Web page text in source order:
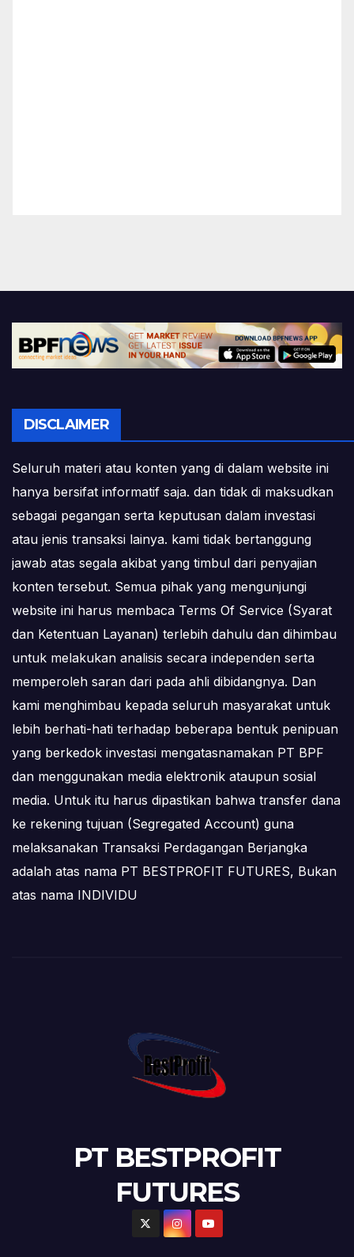
DISCLAIMER
Seluruh materi atau konten yang di dalam website ini
hanya bersifat informatif saja. dan tidak di maksudkan
sebagai pegangan serta keputusan dalam investasi
atau jenis transaksi lainya. kami tidak bertanggung
jawab atas segala akibat yang timbul dari penyajian
konten tersebut. Semua pihak yang mengunjungi
website ini harus membaca Terms Of Service (Syarat
dan Ketentuan Layanan) terlebih dahulu dan dihimbau
untuk melakukan analisis secara independen serta
memperoleh saran dari pada ahli dibidangnya. Dan
kami menghimbau kepada seluruh masyarakat untuk
lebih berhati-hati terhadap beberapa bentuk penipuan
yang berkedok investasi mengatasnamakan PT BPF
dan menggunakan media elektronik ataupun sosial
media. Untuk itu harus dipastikan bahwa transfer dana
ke rekening tujuan (Segregated Account) guna
melaksanakan Transaksi Perdagangan Berjangka
adalah atas nama PT BESTPROFIT FUTURES, Bukan
atas nama INDIVIDU
PT BESTPROFIT
FUTURES